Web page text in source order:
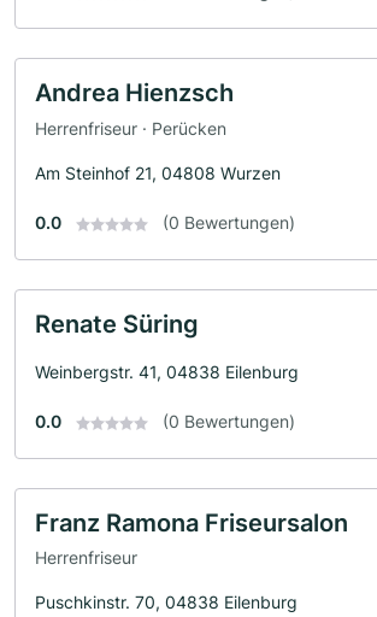
Andrea Hienzsch
Herrenfriseur · Perücken
Am Steinhof 21, 04808 Wurzen
0.0 (0 Bewertungen)
Renate Süring
Weinbergstr. 41, 04838 Eilenburg
0.0 (0 Bewertungen)
Franz Ramona Friseursalon
Herrenfriseur
Puschkinstr. 70, 04838 Eilenburg